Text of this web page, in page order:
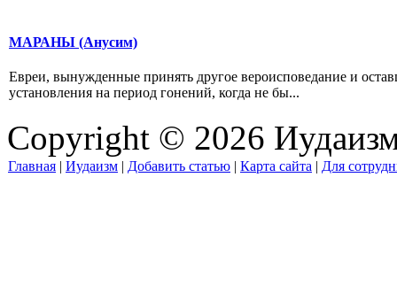
МАРАНЫ (Анусим)
Евреи, вынужденные принять другое вероисповедание и
установления на период гонений, когда не бы...
Copyright © 2026
Главная | Иудаизм | Добавить статью | Карта сайта | Для